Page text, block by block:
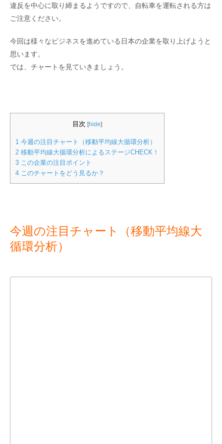
違反を中心に取り締まるようですので、自転車を運転される方は
ご注意ください。
今回は様々なビジネスを進めている日本の企業を取り上げようと
思います。
では、チャートを見ていきましょう。
目次 [hide]
1 今週の注目チャート（移動平均線大循環分析）
2 移動平均線大循環分析によるステージCHECK！
3 この企業の注目ポイント
4 このチャートをどう見るか？
今週の注目チャート（移動平均線大
循環分析）